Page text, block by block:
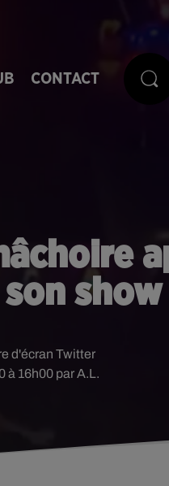
CONTACT
à 16h00 par A.L.
d'écran Twitter